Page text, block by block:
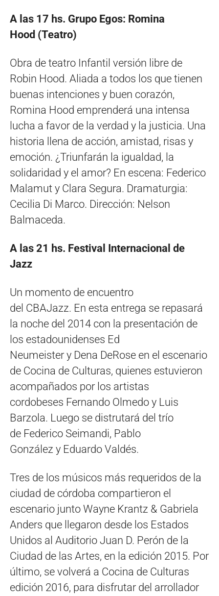
A las 17 hs. Grupo Egos: Romina
Hood (Teatro)
Obra de teatro Infantil versión libre de
Robin Hood. Aliada a todos los que tienen
buenas intenciones y buen corazón,
Romina Hood emprenderá una intensa
lucha a favor de la verdad y la justicia. Una
historia llena de acción, amistad, risas y
emoción. ¿Triunfarán la igualdad, la
solidaridad y el amor? En escena: Federico
Malamut y Clara Segura. Dramaturgia:
Cecilia Di Marco. Dirección: Nelson
Balmaceda.
A las 21 hs. Festival Internacional de
Jazz
Un momento de encuentro
del CBAJazz. En esta entrega se repasará
la noche del 2014 con la presentación de
los estadounidenses Ed
Neumeister y Dena DeRose en el escenario
de Cocina de Culturas, quienes estuvieron
acompañados por los artistas
cordobeses Fernando Olmedo y Luis
Barzola. Luego se distrutará del trío
de Federico Seimandi, Pablo
González y Eduardo Valdés.
Tres de los músicos más requeridos de la
ciudad de córdoba compartieron el
escenario junto Wayne Krantz & Gabriela
Anders que llegaron desde los Estados
Unidos al Auditorio Juan D. Perón de la
Ciudad de las Artes, en la edición 2015. Por
último, se volverá a Cocina de Culturas
edición 2016, para disfrutar del arrollador